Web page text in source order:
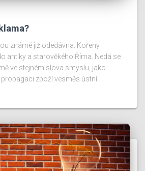
známé již odedávna. Kořeny
antiky a starověkého Říma. Nedá se
ve stejném slova smyslu, jako
propagaci zboží vesměs ústní